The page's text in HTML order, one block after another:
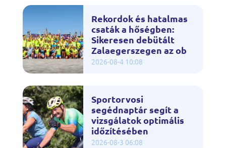
Rekordok és hatalmas
csaták a hőségben:
Sikeresen debütált
Zalaegerszegen az ob
2026-08-4 10:08
Sportorvosi
segédnaptár segít a
vizsgálatok optimális
időzítésében
2026-08-3 06:08